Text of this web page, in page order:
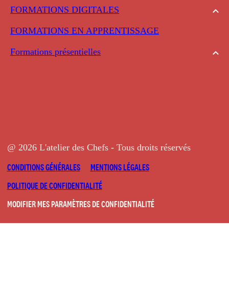
FORMATIONS DIGITALES
FORMATIONS EN APPRENTISSAGE
Formations présentielles
@ 2026 L'atelier des Chefs - Tous droits réservés
CONDITIONS GÉNÉRALES
MENTIONS LÉGALES
POLITIQUE DE CONFIDENTIALITÉ
MODIFIER MES PARAMÈTRES DE CONFIDENTIALITÉ